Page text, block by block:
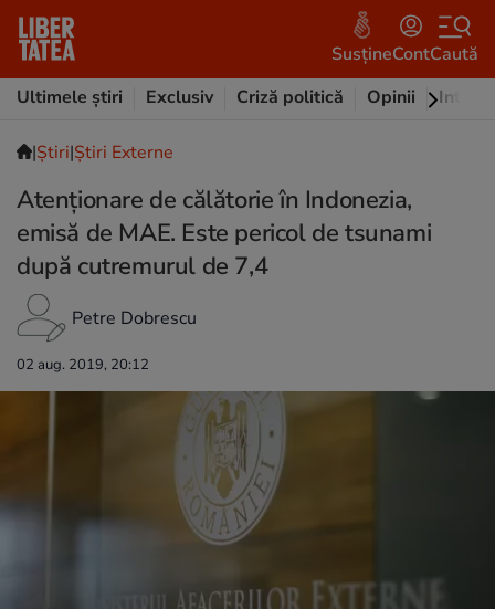
SusțineContCaută
Ultimele știri
Exclusiv Criză politică Opinii
|Ştiri|Știri Externe
Atenționare de călătorie în Indonezia,
emisă de MAE. Este pericol de tsunami
după cutremurul de 7,4
Petre Dobrescu
02 aug. 2019, 20:12